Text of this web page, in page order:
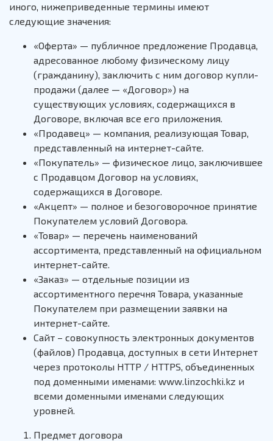
иного, нижеприведенные термины имеют
следующие значения:
«Оферта» — публичное предложение Продавца,
адресованное любому физическому лицу
(гражданину), заключить с ним договор купли-
продажи (далее — «Договор») на
существующих условиях, содержащихся в
Договоре, включая все его приложения.
«Продавец» — компания, реализующая Товар,
представленный на интернет-сайте.
«Покупатель» — физическое лицо, заключившее
с Продавцом Договор на условиях,
содержащихся в Договоре.
«Акцепт» — полное и безоговорочное принятие
Покупателем условий Договора.
«Товар» — перечень наименований
ассортимента, представленный на официальном
интернет-сайте.
«Заказ» — отдельные позиции из
ассортиментного перечня Товара, указанные
Покупателем при размещении заявки на
интернет-сайте.
Сайт – совокупность электронных документов
(файлов) Продавца, доступных в сети Интернет
через протоколы HTTP / HTTPS, объединенных
под доменными именами: www.linzochki.kz и
всеми доменными именами следующих
уровней.
Предмет договора